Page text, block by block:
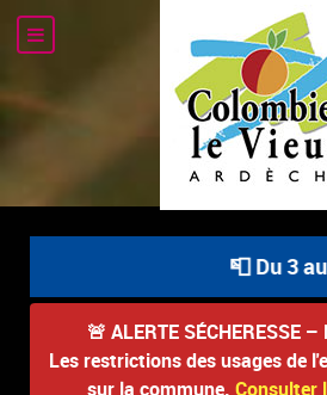
📮 Du 3
🚨 ALERTE SÉCHERESSE –
Les restrictions des usages de
sur la commune. Consulter